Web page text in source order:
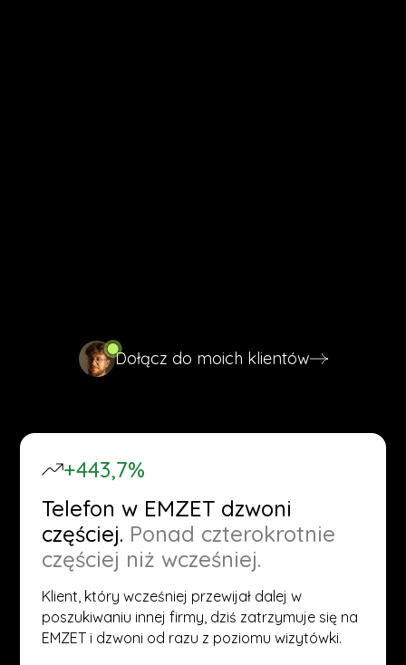
Dołącz do moich klientów
+443,7%
Telefon w EMZET dzwoni
częściej. Ponad czterokrotnie
częściej niż wcześniej.
Klient, który wcześniej przewijał dalej w
poszukiwaniu innej firmy, dziś zatrzymuje się na
EMZET i dzwoni od razu z poziomu wizytówki.